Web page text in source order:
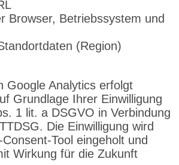
Browser, Betriebssystem und
(Region)
Google Analytics erfolgt
Grundlage Ihrer Einwilligung
1 lit. a DSGVO in Verbindung
Die Einwilligung wird
Tool eingeholt und
Wirkung für die Zukunft